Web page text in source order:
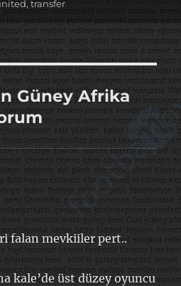
, transfer
Güney Afrika
falan mevkiiler pert..
kale’de üst düzey oyuncu